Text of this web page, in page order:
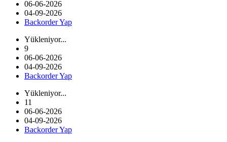
06-06-2026
04-09-2026
Backorder Yap
Yükleniyor...
9
06-06-2026
04-09-2026
Backorder Yap
Yükleniyor...
11
06-06-2026
04-09-2026
Backorder Yap